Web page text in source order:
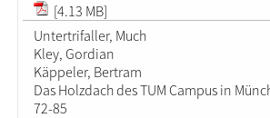
[4.13 MB]
Untertrifaller, Much
Kley, Gordian
Käppeler, Bertram
Das Holzdach des TUM Campus in
72-85